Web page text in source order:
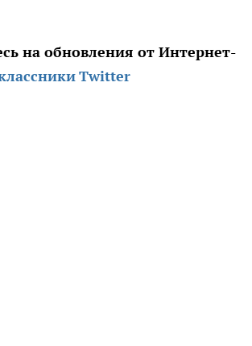
на обновления от Интернет-
Twitter